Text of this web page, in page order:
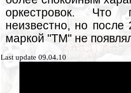
оркестровок. Что
неизвестно, но после
маркой "TM" не
Last update 09.04.10